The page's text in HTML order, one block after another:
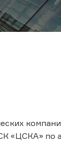
«ЦСКА» по